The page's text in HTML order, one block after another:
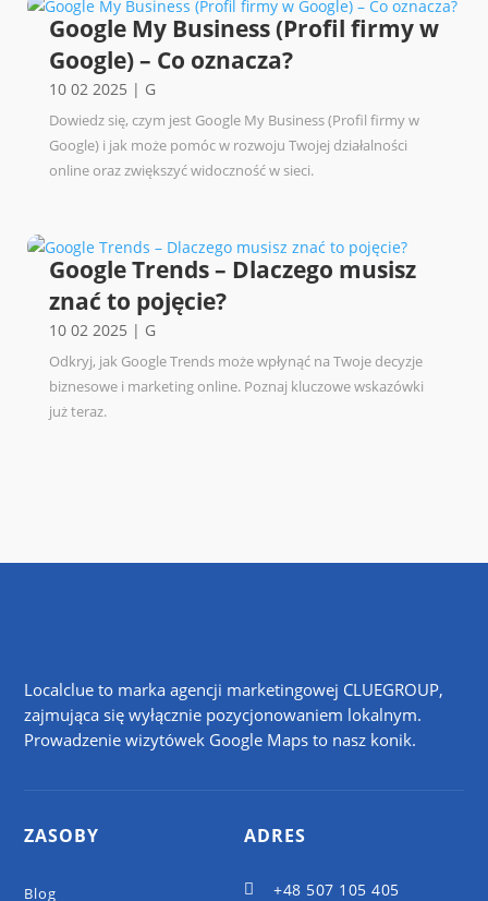
Google My Business (Profil firmy w
Google) – Co oznacza?
10 02 2025 | G
Dowiedz się, czym jest Google My Business (Profil firmy w
Google) i jak może pomóc w rozwoju Twojej działalności
online oraz zwiększyć widoczność w sieci.
Google Trends – Dlaczego musisz
znać to pojęcie?
10 02 2025 | G
Odkryj, jak Google Trends może wpłynąć na Twoje decyzje
biznesowe i marketing online. Poznaj kluczowe wskazówki
już teraz.
Localclue to marka agencji marketingowej CLUEGROUP,
zajmująca się wyłącznie pozycjonowaniem lokalnym.
Prowadzenie wizytówek Google Maps to nasz konik.
ZASOBY
Blog
ADRES
 +48 507 105 405